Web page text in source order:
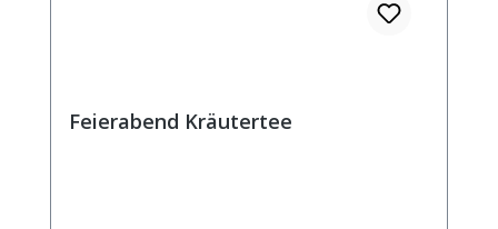
Feierabend Kräutertee